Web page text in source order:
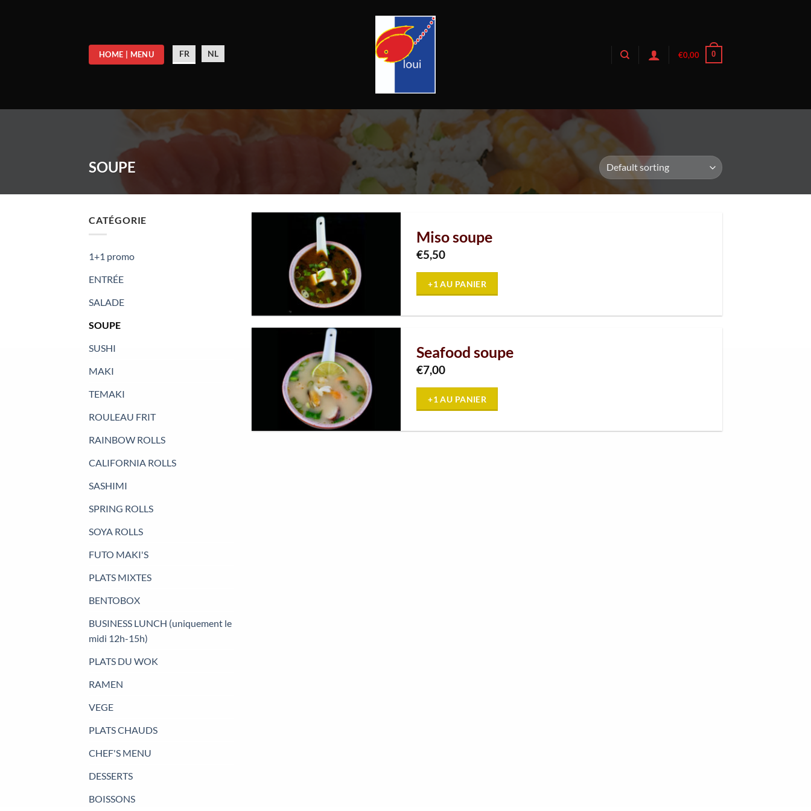
HOME | MENU FR NL €0,00 0
SOUPE
CATÉGORIE
1+1 promo
ENTRÉE
SALADE
SOUPE
SUSHI
MAKI
TEMAKI
ROULEAU FRIT
RAINBOW ROLLS
CALIFORNIA ROLLS
SASHIMI
SPRING ROLLS
SOYA ROLLS
FUTO MAKI'S
PLATS MIXTES
BENTOBOX
BUSINESS LUNCH (uniquement le
midi 12h-15h)
PLATS DU WOK
RAMEN
VEGE
PLATS CHAUDS
CHEF'S MENU
DESSERTS
BOISSONS
Miso soupe
€5,50
+1 AU PANIER
Seafood soupe
€7,00
+1 AU PANIER